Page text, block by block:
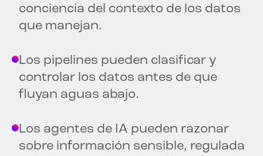
conciencia del contexto de los datos
que manejan.
Los pipelines pueden clasificar y
controlar los datos antes de que
fluyan aguas abajo.
Los agentes de IA pueden razonar
sobre información sensible, regulada